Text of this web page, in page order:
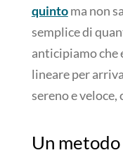
quintoma non
semplice di
anticipiamo che
lineare per
sereno e veloce,
Un